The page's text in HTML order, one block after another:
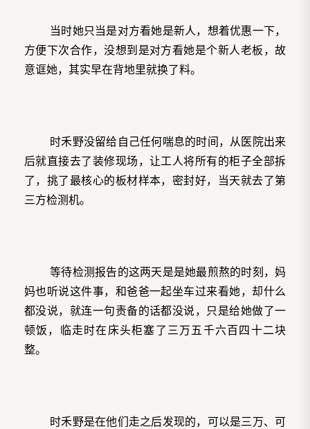
当时她只当是对方看她是新人，想着优惠一下，
方便下次合作，没想到是对方看她是个新人老板，故
意诓她，其实早在背地里就换了料。
时禾野没留给自己任何喘息的时间，从医院出来
后就直接去了装修现场，让工人将所有的柜子全部拆
了，挑了最核心的板材样本，密封好，当天就去了第
三方检测机。
等待检测报告的这两天是是她最煎熬的时刻，妈
妈也听说这件事，和爸爸一起坐车过来看她，却什么
都没说，就连一句责备的话都没说，只是给她做了一
顿饭，临走时在床头柜塞了三万五千六百四十二块
整。
时禾野是在他们走之后发现的，可以是三万、可